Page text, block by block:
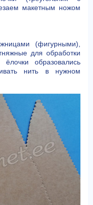
макетным ножом
(фигурными),
для обработки
образовались
нить в нужном